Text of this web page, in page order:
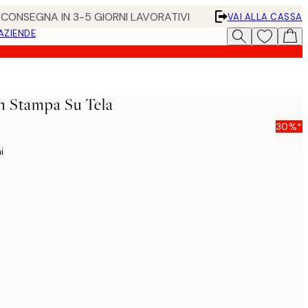
IN 3-5 GIORNI LAVORATIVI
VAI ALLA CASSA
Su Tela
30%*